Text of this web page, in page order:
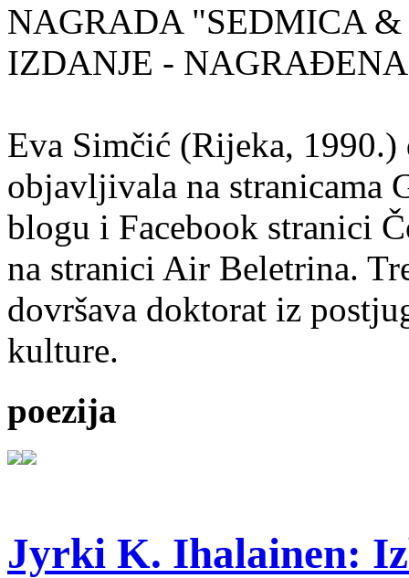
NAGRADA "SEDMICA
IZDANJE -
Eva Simčić (Rijeka, 1990.)
objavljivala na stranicama
blogu i Facebook stranici
na stranici Air Beletrina.
dovršava doktorat iz
kulture.
poezija
Jyrki K. Ihalainen: